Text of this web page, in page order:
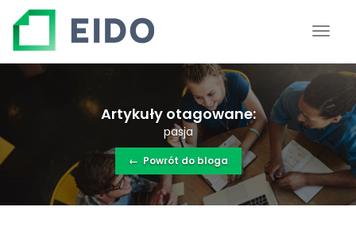
Artykuły otagowane:
pasja
← Powrót do bloga